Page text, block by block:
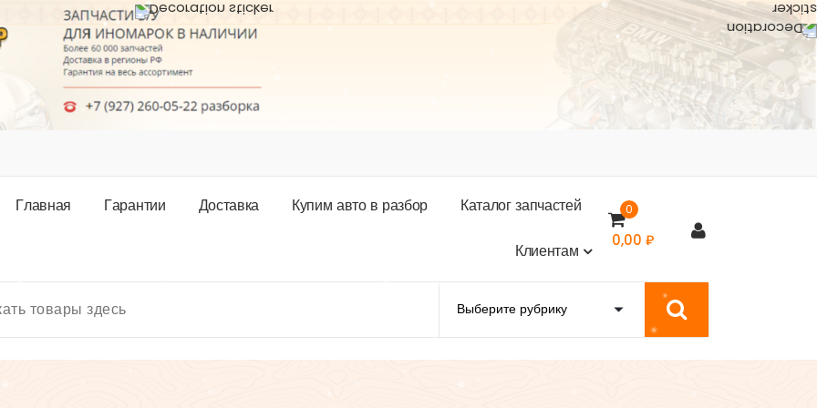
Главная Гарантии Доставка Купим авто в разбор Каталогзапчастей
Клиентам
0
0,00 ₽